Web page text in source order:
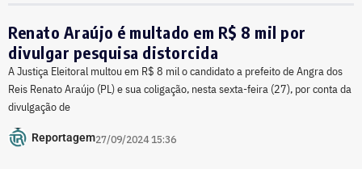
Renato Araújo é multado em R$ 8 mil por
divulgar pesquisa distorcida
A Justiça Eleitoral multou em R$ 8 mil o candidato a prefeito de Angra dos
Reis Renato Araújo (PL) e sua coligação, nesta sexta-feira (27), por conta da
divulgação de
Reportagem27/09/2024 15:36